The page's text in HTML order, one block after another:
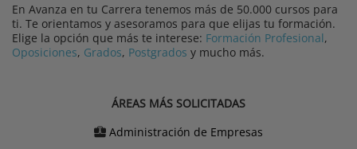
En Avanza en tu Carrera tenemos más de 50.000 cursos para
ti. Te orientamos y asesoramos para que elijas tu formación.
Elige la opción que más te interese: Formación Profesional,
Oposiciones, Grados, Postgrados y mucho más.
ÁREAS MÁS SOLICITADAS
Administración de Empresas